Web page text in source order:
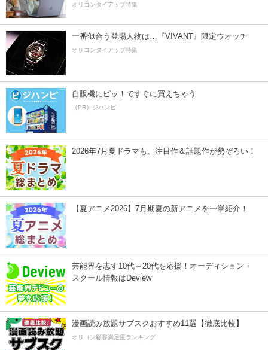
オリコンタイアップ特集
一番似合う登場人物は…『VIVANT』限定ウオッチ
オリコンタイアップ特集
自販機にピッ！ですぐに買えちゃう
（PR）ジハンピ
2026年7月夏ドラマも、注目作＆話題作が勢ぞろい！
【夏アニメ2026】7月期夏の新アニメを一挙紹介！
芸能界を志す10代～20代を応援！オーディション・
スクール情報はDeview
漫画読み放題サブスクおすすめ11選【徹底比較】
オリコン顧客満足度ランキング